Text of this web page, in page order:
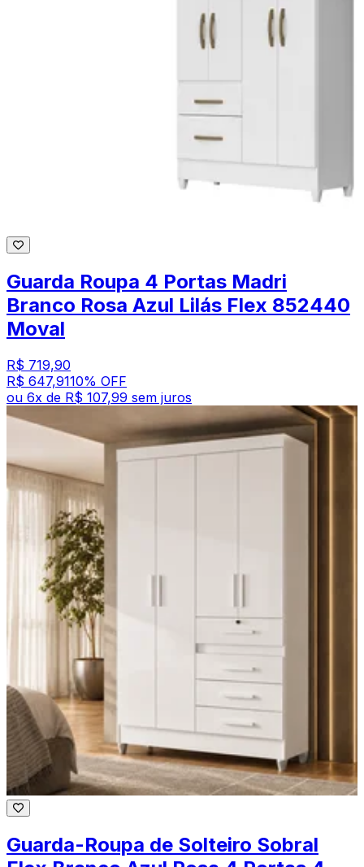
Guarda Roupa 4 Portas Madri
Branco Rosa Azul Lilás Flex 852440
Moval
R$ 719,90
R$ 647,9110% OFF
ou 6x de R$ 107,99 sem juros
Guarda-Roupa de Solteiro Sobral